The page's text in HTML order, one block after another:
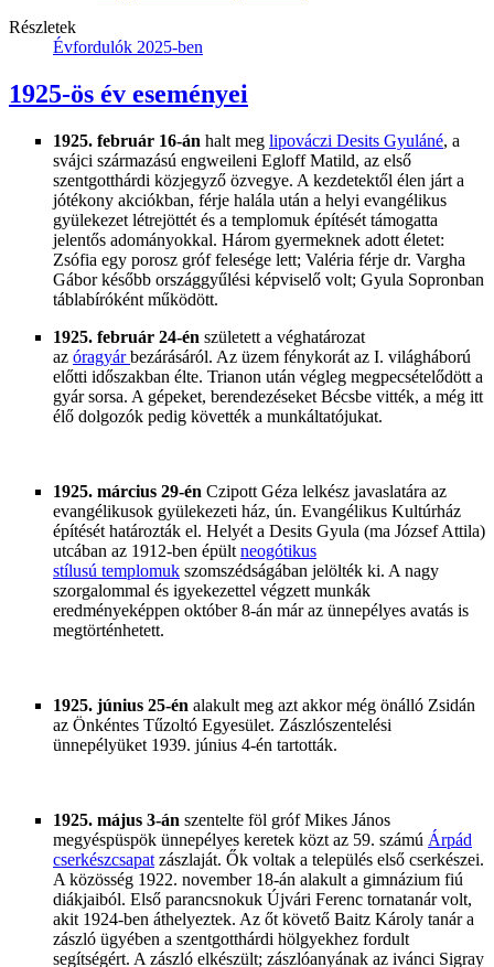
Részletek
Évfordulók 2025-ben
1925-ös év eseményei
1925. február 16-án halt meg lipováczi Desits Gyuláné, a
svájci származású engweileni Egloff Matild, az első
szentgotthárdi közjegyző özvegye. A kezdetektől élen járt a
jótékony akciókban, férje halála után a helyi evangélikus
gyülekezet létrejöttét és a templomuk építését támogatta
jelentős adományokkal. Három gyermeknek adott életet:
Zsófia egy porosz gróf felesége lett; Valéria férje dr. Vargha
Gábor később országgyűlési képviselő volt; Gyula Sopronban
táblabíróként működött.
1925. február 24-én született a véghatározat
az óragyárbezárásáról. Az üzem fénykorát az I. világháború
előtti időszakban élte. Trianon után végleg megpecsételődött a
gyár sorsa. A gépeket, berendezéseket Bécsbe vitték, a még itt
élő dolgozók pedig követték a munkáltatójukat.
1925. március 29-én Czipott Géza lelkész javaslatára az
evangélikusok gyülekezeti ház, ún. Evangélikus Kultúrház
építését határozták el. Helyét a Desits Gyula (ma József Attila)
utcában az 1912-ben épült neogótikus
stílusú templomuk szomszédságában jelölték ki. A nagy
szorgalommal és igyekezettel végzett munkák
eredményeképpen október 8-án már az ünnepélyes avatás is
megtörténhetett.
1925. június 25-én alakult meg azt akkor még önálló Zsidán
az Önkéntes Tűzoltó Egyesület. Zászlószentelési
ünnepélyüket 1939. június 4-én tartották.
1925. május 3-án szentelte föl gróf Mikes János
megyéspüspök ünnepélyes keretek közt az 59. számú Árpád
cserkészcsapat zászlaját. Ők voltak a település első cserkészei.
A közösség 1922. november 18-án alakult a gimnázium fiú
diákjaiból. Első parancsnokuk Újvári Ferenc tornatanár volt,
akit 1924-ben áthelyeztek. Az őt követő Baitz Károly tanár a
zászló ügyében a szentgotthárdi hölgyekhez fordult
segítségért. A zászló elkészült; zászlóanyának az ivánci Sigray